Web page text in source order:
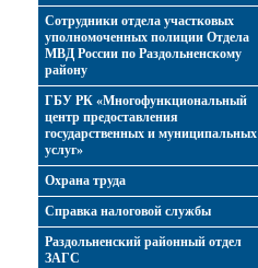
Сотрудники отдела участковых
уполномоченных полиции Отдела
МВД России по Раздольненскому
району
ГБУ РК «Многофункциональный
центр предоставления
государственных и муниципальных
услуг»
Охрана труда
Справка налоговой службы
Раздольненский районный отдел
ЗАГС